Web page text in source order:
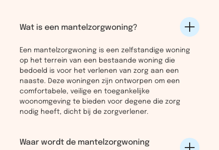
Wat is een mantelzorgwoning?
Een mantelzorgwoning is een zelfstandige woning
op het terrein van een bestaande woning die
bedoeld is voor het verlenen van zorg aan een
naaste. Deze woningen zijn ontworpen om een
comfortabele, veilige en toegankelijke
woonomgeving te bieden voor degene die zorg
nodig heeft, dicht bij de zorgverlener.
Waar wordt de mantelzorgwoning